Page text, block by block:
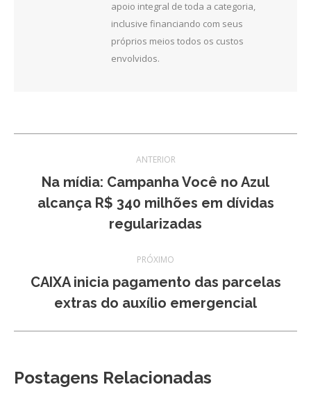
apoio integral de toda a categoria,
inclusive financiando com seus
próprios meios todos os custos
envolvidos.
de
post:
ANTERIOR
Post
anterior:
Na mídia: Campanha Você no Azul
alcança R$ 340 milhões em dívidas
regularizadas
PRÓXIMO
Próximo
post:
CAIXA inicia pagamento das parcelas
extras do auxílio emergencial
Postagens Relacionadas